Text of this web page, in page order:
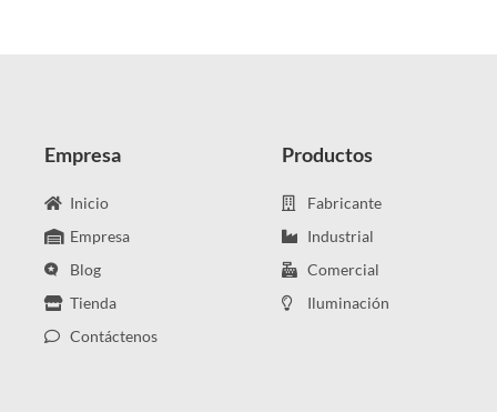
Empresa
Inicio
Empresa
Blog
Tienda
Contáctenos
Productos
Fabricante
Industrial
Comercial
Iluminación